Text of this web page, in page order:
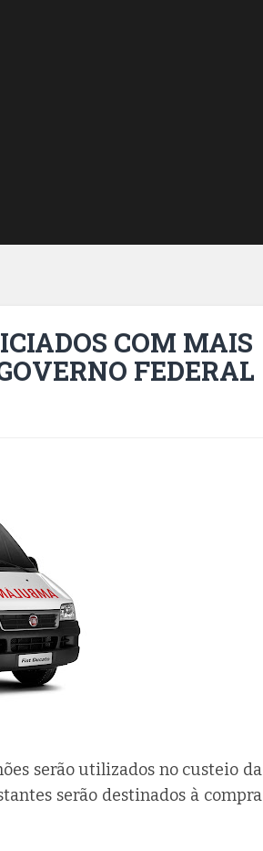
COM MAIS
FEDERAL
serão utilizados no custeio da
serão destinados à compra